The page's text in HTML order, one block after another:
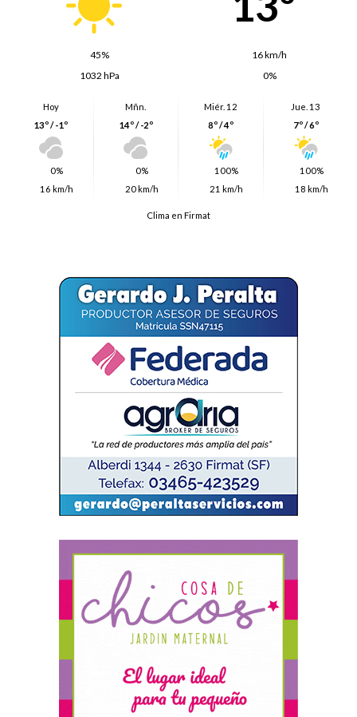
45%
16 km/h
1032 hPa
0%
Hoy
13º / -1º
0%
16 km/h
Mñn.
14º / -2º
0%
20 km/h
Miér. 12
8º / 4º
100%
21 km/h
Jue. 13
7º / 6º
100%
18 km/h
Clima en Firmat